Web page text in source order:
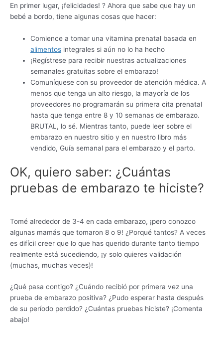
En primer lugar, ¡felicidades! ? Ahora que sabe que hay un
bebé a bordo, tiene algunas cosas que hacer:
Comience a tomar una vitamina prenatal basada en
alimentos integrales si aún no lo ha hecho
¡Regístrese para recibir nuestras actualizaciones
semanales gratuitas sobre el embarazo!
Comuníquese con su proveedor de atención médica. A
menos que tenga un alto riesgo, la mayoría de los
proveedores no programarán su primera cita prenatal
hasta que tenga entre 8 y 10 semanas de embarazo.
BRUTAL, lo sé. Mientras tanto, puede leer sobre el
embarazo en nuestro sitio y en nuestro libro más
vendido, Guía semanal para el embarazo y el parto.
OK, quiero saber: ¿Cuántas
pruebas de embarazo te hiciste?
Tomé alrededor de 3-4 en cada embarazo, ¡pero conozco
algunas mamás que tomaron 8 o 9! ¿Porqué tantos? A veces
es difícil creer que lo que has querido durante tanto tiempo
realmente está sucediendo, ¡y solo quieres validación
(muchas, muchas veces)!
¿Qué pasa contigo? ¿Cuándo recibió por primera vez una
prueba de embarazo positiva? ¿Pudo esperar hasta después
de su período perdido? ¿Cuántas pruebas hiciste? ¡Comenta
abajo!